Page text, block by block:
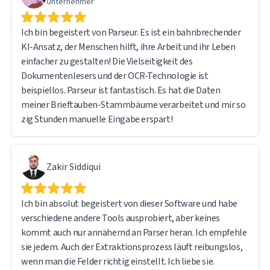
Software – das System selbst funktionierte einwandfrei.
Ich bin mit der Gesamterfahrung sehr zufrieden und kann
Parseur jedem, der große Mengen an Dokumenten
verarbeitet und Daten extrahiert, uneingeschränkt
empfehlen.
Ich bin begeistert von Parseur. Es ist ein bahnbrechender
KI-Ansatz, der Menschen hilft, ihre Arbeit und ihr Leben
einfacher zu gestalten! Die Vielseitigkeit des
Dokumentenlesers und der OCR-Technologie ist
beispiellos. Parseur ist fantastisch. Es hat die Daten
meiner Brieftauben-Stammbäume verarbeitet und mir so
zig Stunden manuelle Eingabe erspart!
Zakir Siddiqui
Ich bin absolut begeistert von dieser Software und habe
verschiedene andere Tools ausprobiert, aber keines
kommt auch nur annähernd an Parser heran. Ich empfehle
sie jedem. Auch der Extraktionsprozess läuft reibungslos,
wenn man die Felder richtig einstellt. Ich liebe sie.